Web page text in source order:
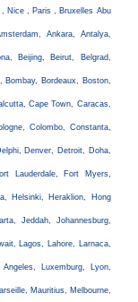
Nice , Paris , Bruxelles Abu
Ankara, Antalya,
Beijing, Beirut, Belgrad,
Bombay, Bordeaux, Boston,
Cape Town, Caracas,
Colombo, Constanta,
Denver, Detroit, Doha,
Lauderdale, Fort Myers,
Helsinki, Heraklion, Hong
Jeddah, Johannesburg,
Lagos, Lahore, Larnaca,
Luxemburg, Lyon,
Mauritius, Melbourne,